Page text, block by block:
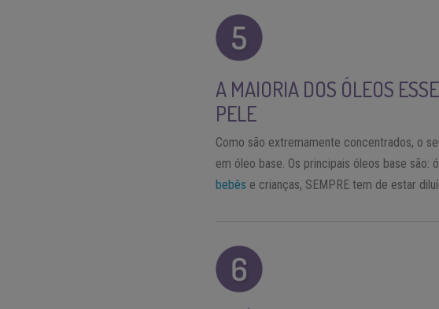
A MAIORIA DOS ÓLEOS
PELE
Como são extremamente concentrados, o
em óleo base. Os principais óleos base são:
bebês e crianças, SEMPRE tem de estar